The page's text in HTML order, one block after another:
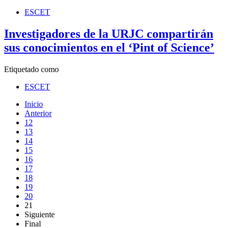
ESCET
Investigadores de la URJC compartirán
sus conocimientos en el ‘Pint of Science’
Etiquetado como
ESCET
Inicio
Anterior
12
13
14
15
16
17
18
19
20
21
Siguiente
Final